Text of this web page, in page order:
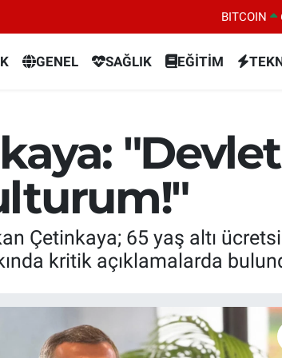
DOLAR
BITCOIN
GENEL SAĞLIK EĞİTİM
Çetinkaya; 65 yaş altı
kritik açıklamalarda